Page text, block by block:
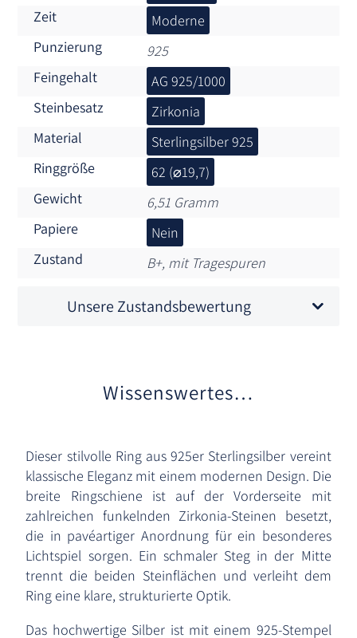
Zeit
Moderne
Punzierung
925
Feingehalt
AG 925/1000
Steinbesatz
Zirkonia
Material
Sterlingsilber 925
Ringgröße
62 (⌀19,7)
Gewicht
6,51 Gramm
Papiere
Nein
Zustand
B+, mit Tragespuren
Unsere Zustandsbewertung
Wissenswertes…
Dieser stilvolle Ring aus 925er Sterlingsilber vereint
klassische Eleganz mit einem modernen Design. Die
breite Ringschiene ist auf der Vorderseite mit
zahlreichen funkelnden Zirkonia-Steinen besetzt,
die in pavéartiger Anordnung für ein besonderes
Lichtspiel sorgen. Ein schmaler Steg in der Mitte
trennt die beiden Steinflächen und verleiht dem
Ring eine klare, strukturierte Optik.
Das hochwertige Silber ist mit einem 925-Stempel